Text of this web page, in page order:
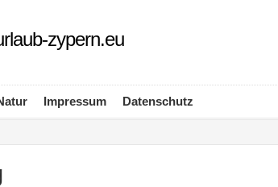
zypern.eu
Impressum Datenschutz